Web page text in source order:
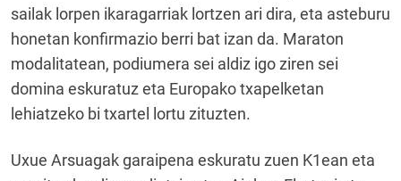
sailak lorpen ikaragarriak lortzen ari dira, eta asteburu
honetan konfirmazio berri bat izan da. Maraton
modalitatean, podiumera sei aldiz igo ziren sei
domina eskuratuz eta Europako txapelketan
lehiatzeko bi txartel lortu zituzten.
Uxue Arsuagak garaipena eskuratu zuen K1ean eta